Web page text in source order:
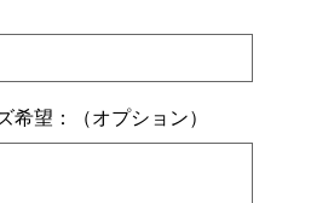
希望：（オプション）